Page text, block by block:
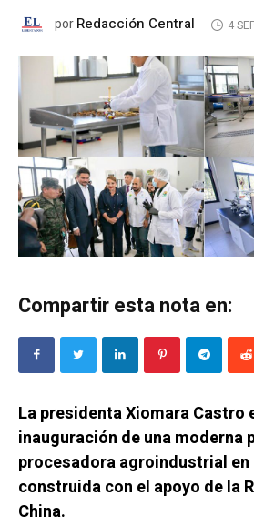
porRedacción Central 4
Compartir esta nota en:
La presidenta Xiomara Castro
inauguración de una moderna
procesadora agroindustrial en
construida con el apoyo de la
China.